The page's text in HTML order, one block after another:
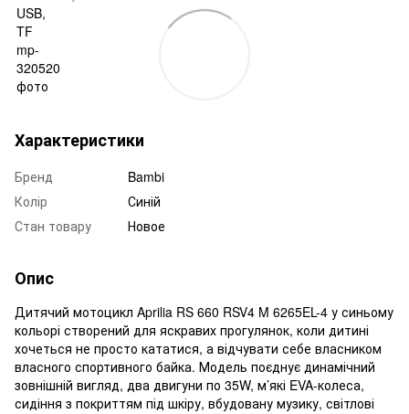
Характеристики
Бренд
Bambi
Колір
Синій
Стан товару
Новое
Опис
Дитячий мотоцикл Aprilia RS 660 RSV4 M 6265EL-4 у синьому
кольорі створений для яскравих прогулянок, коли дитині
хочеться не просто кататися, а відчувати себе власником
власного спортивного байка. Модель поєднує динамічний
зовнішній вигляд, два двигуни по 35W, м’які EVA-колеса,
сидіння з покриттям під шкіру, вбудовану музику, світлові